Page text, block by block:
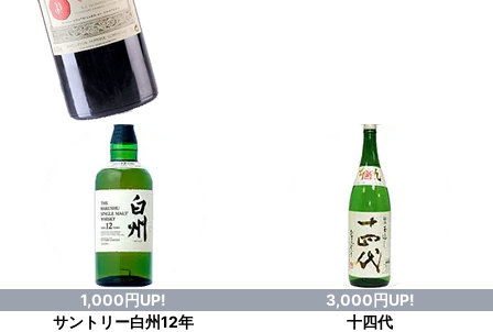
1,000円UP!
サントリー白州12年
3,000円UP!
十四代